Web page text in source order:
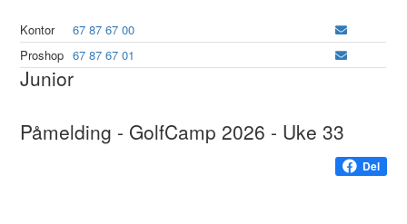
Kontor
67 87 67 00
Proshop 67 87 67 01
Junior
Påmelding - GolfCamp 2026 - Uke 33
Del